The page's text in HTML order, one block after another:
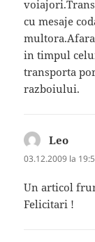
cu mesaje
multora.Afara
in timpul
transporta
razboiului.
Leo
03.12.2009 la
Un articol
Felicitari !